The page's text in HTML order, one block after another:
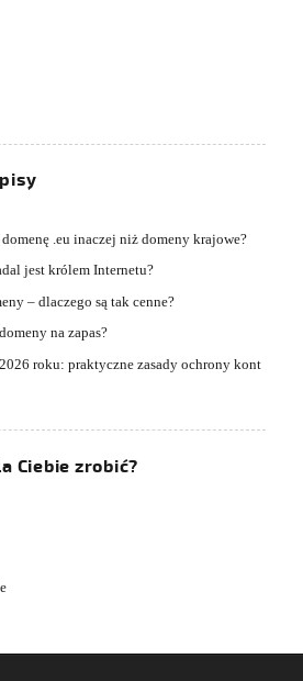
.eu inaczej niż domeny krajowe?
jest królem Internetu?
– dlaczego są tak cenne?
na zapas?
roku: praktyczne zasady ochrony kont
Ciebie zrobić?